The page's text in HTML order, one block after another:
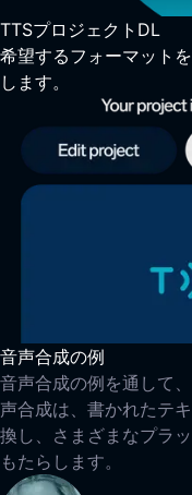
TTSプロジェクトDL
希望するフォーマット
します。
音声合成の例
音声合成の例を通して
声合成は、書かれたテ
換し、さまざまなプラ
もたらします。